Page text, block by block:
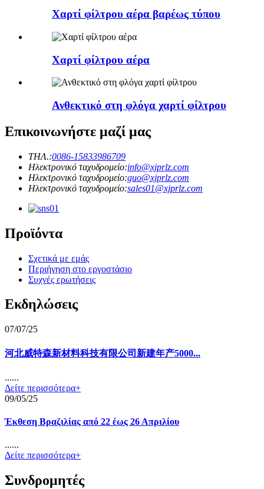
Χαρτί φίλτρου αέρα βαρέως τύπου
Χαρτί φίλτρου αέρα
Ανθεκτικό στη φλόγα χαρτί φίλτρου
Επικοινωνήστε μαζί μας
ΤΗΛ.:0086-15833986709
Ηλεκτρονικό ταχυδρομείο:info@xjprlz.com
Ηλεκτρονικό ταχυδρομείο:guo@xjprlz.com
Ηλεκτρονικό ταχυδρομείο:sales01@xjprlz.com
Προϊόντα
Σχετικά με εμάς
Περιήγηση στο εργοστάσιο
Συχνές ερωτήσεις
Εκδηλώσεις
07/07/25
河北威特森新材料科技有限公司新建年产5000...
......
Δείτε περισσότερα+
09/05/25
Έκθεση Βραζιλίας από 22 έως 26 Απριλίου
......
Δείτε περισσότερα+
Συνδρομητές